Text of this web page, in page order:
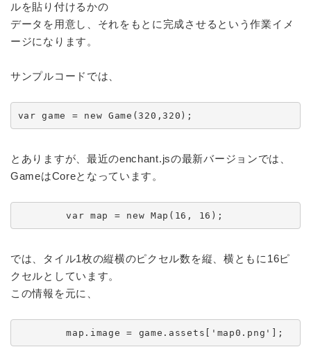
ルを貼り付けるかの
データを用意し、それをもとに完成させるという作業イメ
ージになります。
サンプルコードでは、
var game = new Game(320,320);
とありますが、最近のenchant.jsの最新バージョンでは、
GameはCoreとなっています。
        var map = new Map(16, 16);
では、タイル1枚の縦横のピクセル数を縦、横ともに16ピ
クセルとしています。
この情報を元に、
        map.image = game.assets['map0.png'];